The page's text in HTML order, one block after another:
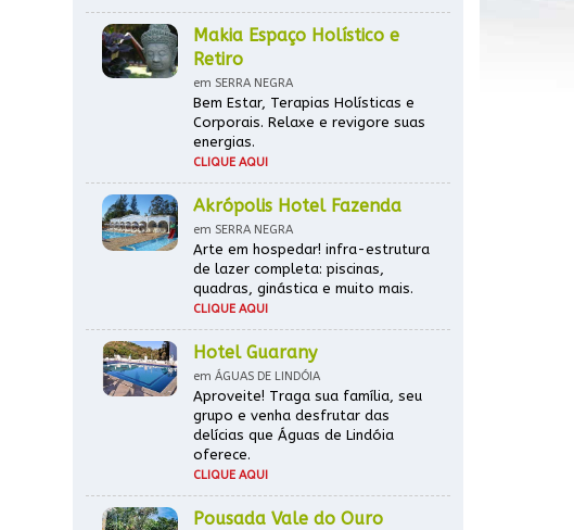
Makia Espaço Holístico e
Retiro
em SERRA NEGRA
Bem Estar, Terapias Holísticas e
Corporais. Relaxe e revigore suas
energias.
CLIQUE AQUI
Akrópolis Hotel Fazenda
em SERRA NEGRA
Arte em hospedar! infra-estrutura
de lazer completa: piscinas,
quadras, ginástica e muito mais.
CLIQUE AQUI
Hotel Guarany
em ÁGUAS DE LINDÓIA
Aproveite! Traga sua família, seu
grupo e venha desfrutar das
delícias que Águas de Lindóia
oferece.
CLIQUE AQUI
Pousada Vale do Ouro